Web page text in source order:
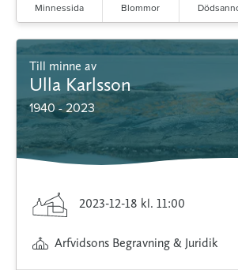
Minnessida Blommor
Till minne av
Ulla Karlsson
1940 - 2023
2023-12-18 kl. 11:00
Arfvidsons Begravning & Juridik